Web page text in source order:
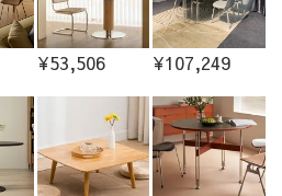
¥53,506 ¥107,249